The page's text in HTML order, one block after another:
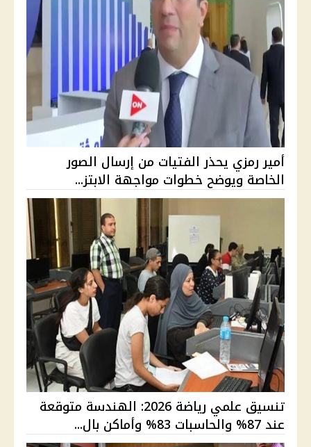
أمير رمزي يحذر الفتيات من إرسال الصور
الخاصة ويوضح خطوات مواجهة الابتز...
تنسيق علمي رياضة 2026: الهندسة متوقعة
عند 87% والحاسبات 83% وأماكن بال...